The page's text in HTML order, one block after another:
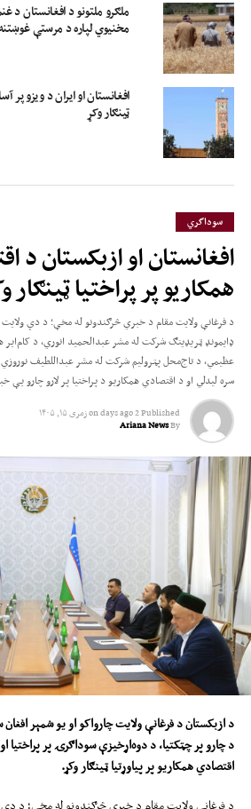
ملګرو ملتونو د افغانستان د
مخنیوي لپاره د مرستې
افغانستان او ایران د ویزو پر
ټینګار وکړ
سوداگري
افغانستان او ازبکستان د
همکاریو پر پراختیا ټینګار
د فرغانې ولایت مقام د خبري څرګندونو له مخې؛ د دې ولایت
ډایمونډ ټریډینګ شرکت له مشر عبدالحمید انوري، د کام‌ایر
عظیمي، د تاج‌محل پټرولیم شرکت له مشر عبداللطیف
سره لیدلي او د اقتصادي همکاریو د پراختیا پر لارو چارو
Published
2 days ago
onزمری ۱۵, ۱۴۰۵
By
Ariana News
د ازبکستان د فرغانې ولایت چارواکو او یو شمېر
د چارو پر چټکتیا، د دوه‌اړخیزې سوداګرۍ پر پراختیا
اقتصادي همکاریو پر پیاوړتیا ټینګار وکړ.
د فرغانې ولایت مقام د خبري څرګندونو له مخې؛ د دې